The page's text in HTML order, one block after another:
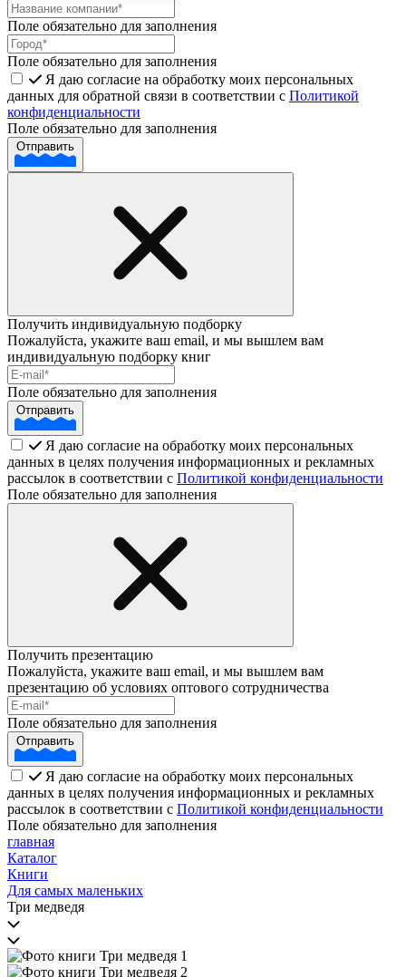
Поле обязательно для заполнения
Поле обязательно для заполнения
Я даю согласие на обработку моих персональных
данных для обратной связи в соответствии с Политикой
конфиденциальности
Поле обязательно для заполнения
Отправить
Получить индивидуальную подборку
Пожалуйста, укажите ваш email, и мы вышлем вам
индивидуальную подборку книг
Поле обязательно для заполнения
Отправить
Я даю согласие на обработку моих персональных
данных в целях получения информационных и рекламных
рассылок в соответствии с Политикой конфиденциальности
Поле обязательно для заполнения
Получить презентацию
Пожалуйста, укажите ваш email, и мы вышлем вам
презентацию об условиях оптового сотрудничества
Поле обязательно для заполнения
Отправить
Я даю согласие на обработку моих персональных
данных в целях получения информационных и рекламных
рассылок в соответствии с Политикой конфиденциальности
Поле обязательно для заполнения
главная
Каталог
Книги
Для самых маленьких
Три медведя